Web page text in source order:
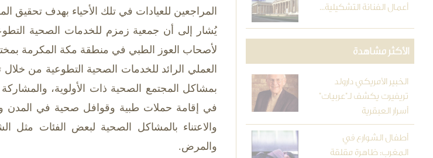
المراجعين للعيادات في تلك الأحياء بهدف تحقيق
يُشار إلى أن جمعية زمزم للخدمات الصحية
لأصحاب العوز الطبي في منطقة مكة المكرمة
العملي الرائد للخدمات الصحية التطوعية من
بمشاكل المجتمع الصحية ذات الأولوية،
في إقامة حملات طبية وقوافل صحية في المدن
والاعتناء بالمشاكل الصحية لبعض الفئات مثل
والمرض.
أعمال الفنانة التشكيلية...
الأكثر مشاهدة
الخبير الأمريكي دارولد
تريفيرت يكشف لـ"عربيات"
أسرار العبقرية
أطفال الشوارع في
المغرب: ظاهرة مقلقة